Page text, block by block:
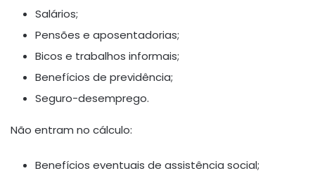
Salários;
Pensões e aposentadorias;
Bicos e trabalhos informais;
Benefícios de previdência;
Seguro-desemprego.
Não entram no cálculo:
Benefícios eventuais de assistência social;